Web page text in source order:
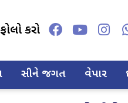
કરો
સીને જગત વેપાર